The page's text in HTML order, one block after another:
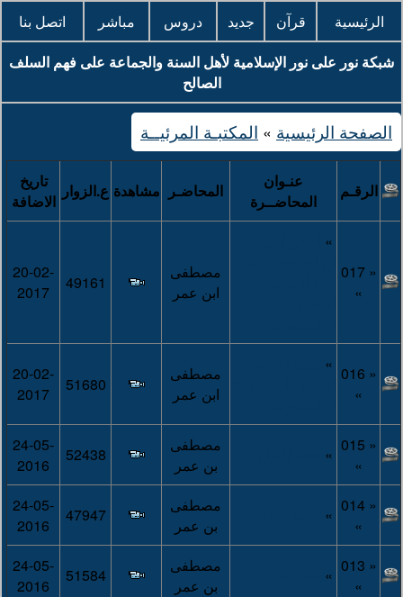
الرئيسية قرآن جديد دروس مباشر
اتصل بنا
شبكة نور على نور الإسلامية لأهل السنة والجماعة على فهم السلف
الصالح
الصفحة الرئيسية » المكتبـة المرئيــة
الرقـم
عنـوان
المحاضــرة
المحاضـر مشاهدة ع.الزوار
تاريخ
الاضافة
« 017
»
»
مصطفى
ابن عمر
49161
20-02-
2017
« 016
»
»
مصطفى
ابن عمر
51680
20-02-
2017
« 015
»
»
مصطفى
بن عمر
52438
24-05-
2016
« 014
»
»
مصطفى
بن عمر
47947
24-05-
2016
« 013
»
»
مصطفى
بن عمر
51584
24-05-
2016